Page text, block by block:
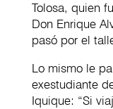
Tolosa, quien
Don Enrique
pasó por el
Lo mismo le
exestudiante
Iquique: “Si